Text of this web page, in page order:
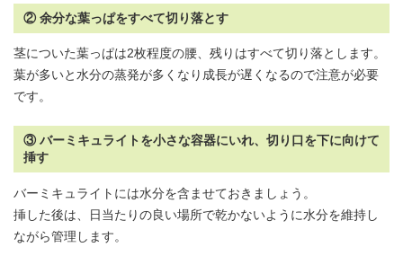
② 余分な葉っぱをすべて切り落とす
茎についた葉っぱは2枚程度の腰、残りはすべて切り落とします。
葉が多いと水分の蒸発が多くなり成長が遅くなるので注意が必要
です。
③ バーミキュライトを小さな容器にいれ、切り口を下に向けて
挿す
バーミキュライトには水分を含ませておきましょう。
挿した後は、日当たりの良い場所で乾かないように水分を維持し
ながら管理します。